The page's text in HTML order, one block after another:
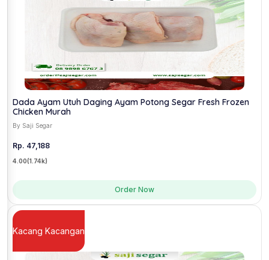
Dada Ayam Utuh Daging Ayam Potong Segar Fresh Frozen
Chicken Murah
By Saji Segar
Rp. 47,188
4.00(1.74k)
Order Now
Kacang Kacangan